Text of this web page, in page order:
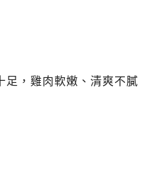
足，雞肉軟嫩、清爽不膩